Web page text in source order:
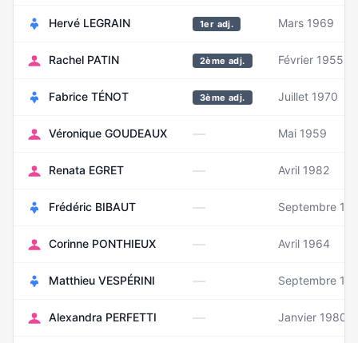
Hervé LEGRAIN 1er adj. Mars 1969
Rachel PATIN 2ème adj. Février 1955
Fabrice TÉNOT 3ème adj. Juillet 1970
Véronique GOUDEAUX — Mai 1959
Renata EGRET — Avril 1982
Frédéric BIBAUT — Septembre
Corinne PONTHIEUX — Avril 1964
Matthieu VESPÉRINI — Septembre
Alexandra PERFETTI — Janvier 1980